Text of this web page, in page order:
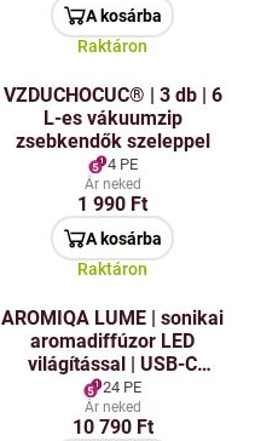
A kosárba
Raktáron
VZDUCHOCUC® | 3 db | 6
L-es vákuumzip
zsebkendők szeleppel
4 PE
Ár neked
1 990 Ft
A kosárba
Raktáron
AROMIQA LUME | sonikai
aromadiffúzor LED
világítással | USB-C
táplálás
24 PE
Ár neked
10 790 Ft